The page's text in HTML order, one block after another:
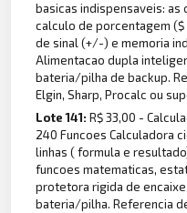
basicas indispensaveis:
calculo de porcentagem ($
de sinal (+/-) e memoria
Alimentacao dupla
bateria/pilha de backup.
Elgin, Sharp, Procalc ou
Lote 141:R$ 33,00 -
240 Funcoes Calculadora
linhas ( formula e
funcoes matematicas,
protetora rigida de
bateria/pilha. Referencia